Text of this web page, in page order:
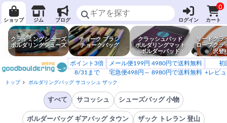
ショップ ジム ブログ ログイン
0
カート
クライミングシューズ
ボルダリングシューズ
チョーク ブラシ
チョークバッグ
クラッシュパッド
ボルダリングマット
ボルダーパッド
リードクラ
ロープクラ
沢登
ポイント3倍
8/31まで
メール便199円 4980円で送料無料
宅急便498円～ 8980円で送料無料
初
+レビ
トップ ボルダリングバッグ サコッシュ ザック
すべて サコッシュ シューズバッグ 小物
ボルダーバッグ ギアバッグ タウン ザック トレラン 登山